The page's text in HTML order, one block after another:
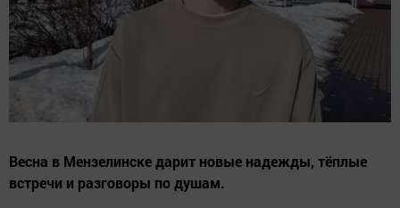
Весна в Мензелинске дарит новые надежды, тёплые
встречи и разговоры по душам.